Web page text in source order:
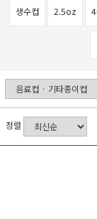
생수컵 2.5oz
정렬